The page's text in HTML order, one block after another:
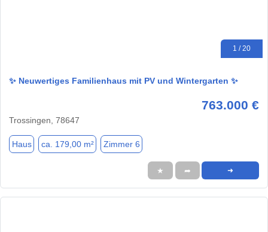
1 / 20
✨ Neuwertiges Familienhaus mit PV und Wintergarten ✨
763.000 €
Trossingen, 78647
Haus ca. 179,00 m² Zimmer 6
★ ➦ ➜